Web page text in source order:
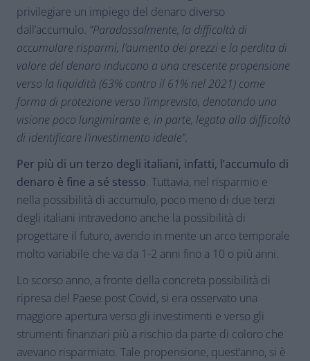
privilegiare un impiego del denaro diverso
dall’accumulo. “Paradossalmente, la difficoltà di
accumulare risparmi, l’aumento dei prezzi e la perdita di
valore del denaro inducono a una crescente propensione
verso la liquidità (63% contro il 61% nel 2021) come
forma di protezione verso l’imprevisto, denotando una
visione poco lungimirante e, in parte, legata alla difficoltà
di identificare l’investimento ideale”.
Per più di un terzo degli italiani, infatti, l’accumulo di
denaro è fine a sé stesso. Tuttavia, nel risparmio e
nella possibilità di accumulo, poco meno di due terzi
degli italiani intravedono anche la possibilità di
progettare il futuro, avendo in mente un arco temporale
molto variabile che va da 1-2 anni fino a 10 o più anni.
Lo scorso anno, a fronte della concreta possibilità di
ripresa del Paese post Covid, si era osservato una
maggiore apertura verso gli investimenti e verso gli
strumenti finanziari più a rischio da parte di coloro che
avevano risparmiato. Tale propensione, quest’anno, si è